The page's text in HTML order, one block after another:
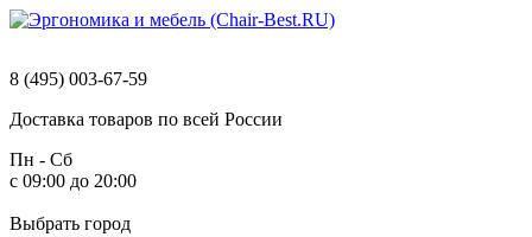
8 (495) 003-67-59
Доставка товаров по всей России
Пн - Сб
с 09:00 до 20:00
Выбрать город